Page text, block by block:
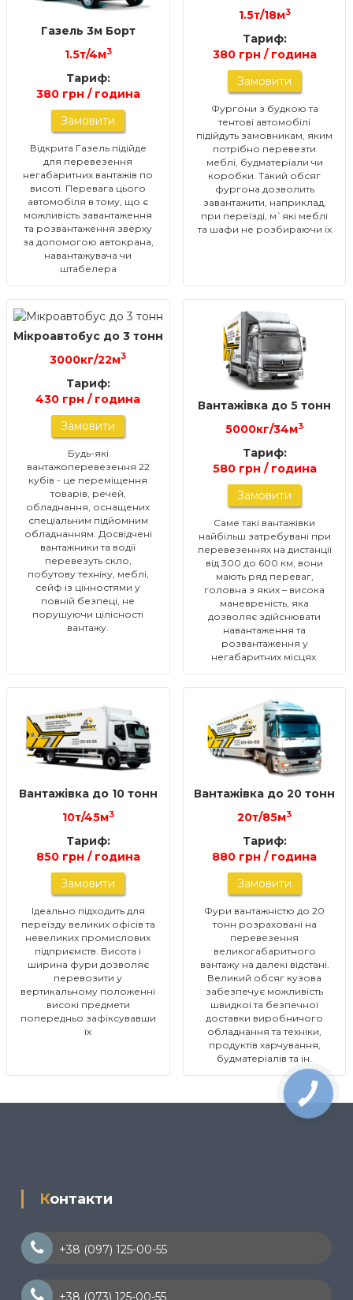
Газель 3м Борт
1.5т/4м3
Тариф:
380 грн / година
Замовити
Відкрита Газель підійде
для перевезення
негабаритних вантажів по
висоті. Перевага цього
автомобіля в тому, що є
можливість завантаження
та розвантаження зверху
за допомогою автокрана,
навантажувача чи
штабелера
1.5т/18м3
Тариф:
380 грн / година
Замовити
Фургони з будкою та
тентові автомобілі
підійдуть замовникам, яким
потрібно перевезти
меблі, будматеріали чи
коробки. Такий обсяг
фургона дозволить
завантажити, наприклад,
при переїзді, м`які меблі
та шафи не розбираючи їх
Мікроавтобус до 3 тонн
3000кг/22м3
Тариф:
430 грн / година
Замовити
Будь-які
вантажоперевезення 22
кубів - це переміщення
товарів, речей,
обладнання, оснащених
спеціальним підйомним
обладнанням. Досвідчені
вантажники та водії
перевезуть скло,
побутову техніку, меблі,
сейф із цінностями у
повній безпеці, не
порушуючи цілісності
вантажу.
Вантажівка до 5 тонн
5000кг/34м3
Тариф:
580 грн / година
Замовити
Саме такі вантажівки
найбільш затребувані при
перевезеннях на дистанції
від 300 до 600 км, вони
мають ряд переваг,
головна з яких – висока
маневреність, яка
дозволяє здійснювати
навантаження та
розвантаження у
негабаритних місцях.
Вантажівка до 10 тонн
10т/45м3
Тариф:
850 грн / година
Замовити
Ідеально підходить для
переїзду великих офісів та
невеликих промислових
підприємств. Висота і
ширина фури дозволяє
перевозити у
вертикальному положенні
високі предмети
попередньо зафіксувавши
їх
Вантажівка до 20 тонн
20т/85м3
Тариф:
880 грн / година
Замовити
Фури вантажністю до 20
тонн розраховані на
перевезення
великогабаритного
вантажу на далекі відстані.
Великий обсяг кузова
забезпечує можливість
швидкої та безпечної
доставки виробничого
обладнання та техніки,
продуктів харчування,
будматеріалів та ін.
Контакти
+38 (097) 125-00-55
+38 (073) 125-00-55